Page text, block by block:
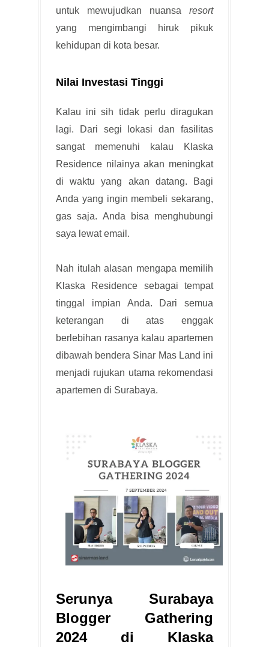
untuk mewujudkan nuansa resort
yang mengimbangi hiruk pikuk
kehidupan di kota besar.
Nilai Investasi Tinggi
Kalau ini sih tidak perlu diragukan
lagi. Dari segi lokasi dan fasilitas
sangat memenuhi kalau Klaska
Residence nilainya akan meningkat
di waktu yang akan datang. Bagi
Anda yang ingin membeli sekarang,
gas saja. Anda bisa menghubungi
saya lewat email.
Nah itulah alasan mengapa memilih
Klaska Residence sebagai tempat
tinggal impian Anda. Dari semua
keterangan di atas enggak
berlebihan rasanya kalau apartemen
dibawah bendera Sinar Mas Land ini
menjadi rujukan utama rekomendasi
apartemen di Surabaya.
Serunya Surabaya
Blogger Gathering
2024 di Klaska